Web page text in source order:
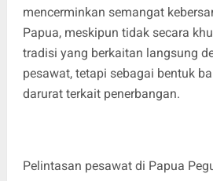
mencerminkan semangat
Papua, meskipun tidak secara
tradisi yang berkaitan langsung
pesawat, tetapi sebagai bentuk
darurat terkait penerbangan.
Pelintasan pesawat di Papua